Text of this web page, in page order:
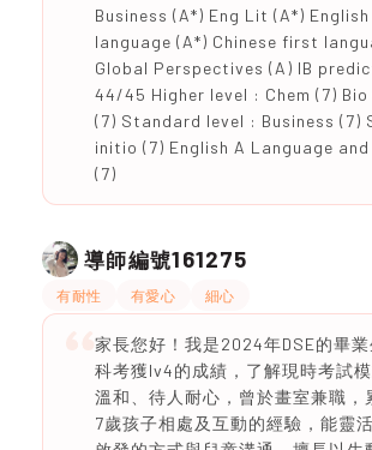
Business (A*) Eng Lit (A*)
language (A*) Chinese first
Global Perspectives (A) IB
44/45 Higher level : Chem (7) Bio
(7) Standard level : Business (7)
initio (7) English A Language
(7)
導師編號161275
有耐性 有愛心 細心
家長您好！我是2024年DSE的畢
科考獲lv4的成績，了解現時考試
溫和、待人耐心，曾於畫室兼職，
7歲孩子相處及互動的經驗，能靈